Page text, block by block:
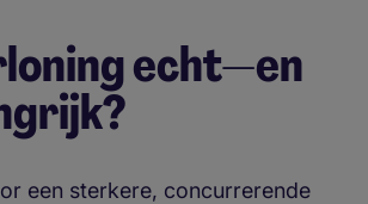
echt—en
een sterkere, concurrerende